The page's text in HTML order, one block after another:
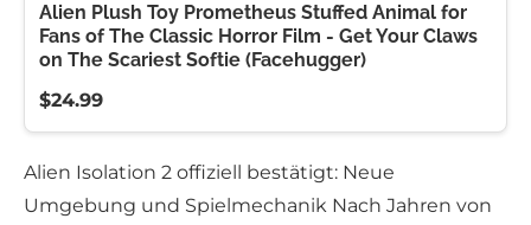
Alien Plush Toy Prometheus Stuffed Animal for
Fans of The Classic Horror Film - Get Your Claws
on The Scariest Softie (Facehugger)
$24.99
Alien Isolation 2 offiziell bestätigt: Neue
Umgebung und Spielmechanik Nach Jahren von